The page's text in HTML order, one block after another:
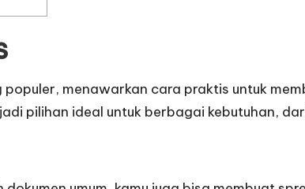
menawarkan cara praktis untuk
pilihan ideal untuk berbagai kebutuhan,